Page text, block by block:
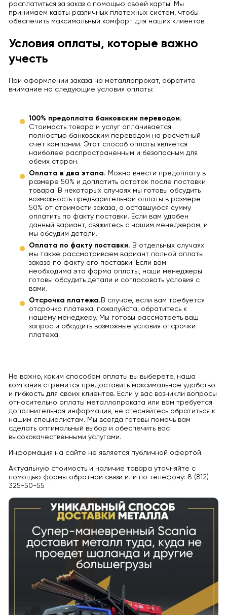
расплатиться за заказ с помощью своей карты. Мы
принимаем карты различных платежных систем, чтобы
обеспечить максимальный комфорт для наших клиентов.
Условия оплаты, которые важно
учесть
При оформлении заказа на металлопрокат, обратите
внимание на следующие условия оплаты:
100% предоплата банковским переводом.
Стоимость товара и услуг оплачивается
полностью банковским переводом на расчетный
счет компании. Этот способ оплаты является
наиболее распространенным и безопасным для
обеих сторон.
Оплата в два этапа. Можно внести предоплату в
размере 50% и доплатить остаток после поставки
товара. В некоторых случаях мы готовы обсудить
возможность предварительной оплаты в размере
50% от стоимости заказа, а оставшуюся сумму
оплатить по факту поставки. Если вам удобен
данный вариант, свяжитесь с нашим менеджером, и
мы обсудим детали.
Оплата по факту поставки. В отдельных случаях
мы также рассматриваем вариант полной оплаты
заказа по факту его поставки. Если вам
необходима эта форма оплаты, наши менеджеры
готовы обсудить детали и согласовать условия с
вами.
Отсрочка платежа. В случае, если вам требуется
отсрочка платежа, пожалуйста, обратитесь к
нашему менеджеру. Мы готовы рассмотреть ваш
запрос и обсудить возможные условия отсрочки
платежа.
Не важно, каким способом оплаты вы выберете, наша
компания стремится предоставить максимальное удобство
и гибкость для своих клиентов. Если у вас возникли вопросы
относительно оплаты металлопроката или вам требуется
дополнительная информация, не стесняйтесь обратиться к
нашим специалистам. Мы всегда готовы помочь вам
сделать оптимальный выбор и обеспечить вас
высококачественными услугами.
Информация на сайте не является публичной офертой.
Актуальную стоимость и наличие товара уточняйте с
помощью формы обратной связи или по телефону: 8 (812)
325-50-55